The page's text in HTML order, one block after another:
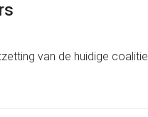
van de huidige